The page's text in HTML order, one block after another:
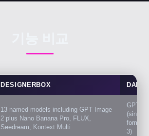
DESIGNERBOX DALL-
13 named models including GPT Image
2 plus Nano Banana Pro, FLUX,
Seedream, Kontext Multi
GPT
(single
3)